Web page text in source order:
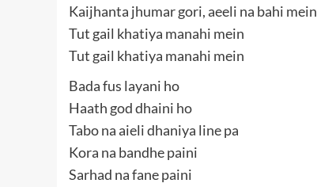
Kaijhanta jhumar gori, aeeli na bahi mein
Tut gail khatiya manahi mein
Tut gail khatiya manahi mein
Bada fus layani ho
Haath god dhaini ho
Tabo na aieli dhaniya line pa
Kora na bandhe paini
Sarhad na fane paini